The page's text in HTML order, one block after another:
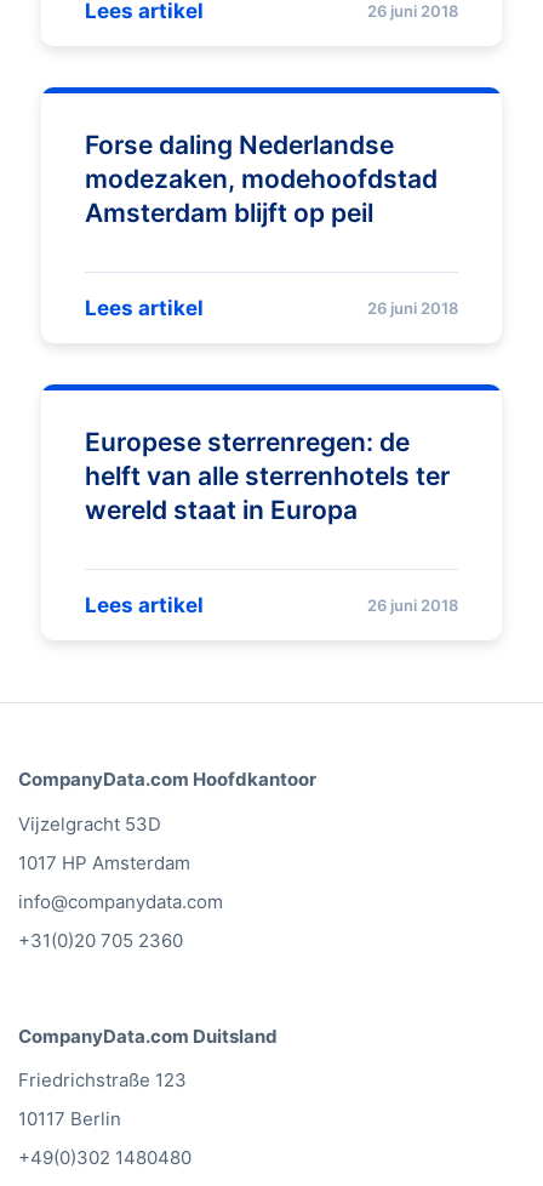
Lees artikel 26 juni 2018
Forse daling Nederlandse
modezaken, modehoofdstad
Amsterdam blijft op peil
Lees artikel 26 juni 2018
Europese sterrenregen: de
helft van alle sterrenhotels ter
wereld staat in Europa
Lees artikel 26 juni 2018
CompanyData.com Hoofdkantoor
Vijzelgracht 53D
1017 HP Amsterdam
info@companydata.com
+31(0)20 705 2360
CompanyData.com Duitsland
Friedrichstraße 123
10117 Berlin
+49(0)302 1480480